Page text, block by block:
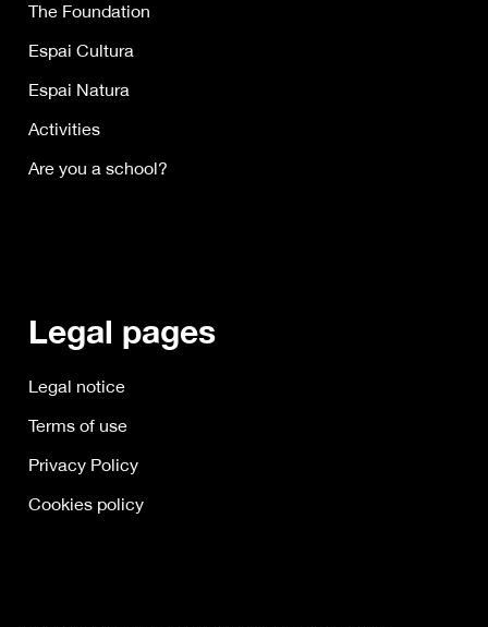
The Foundation
Espai Cultura
Espai Natura
Activities
Are you a school?
Legal pages
Legal notice
Terms of use
Privacy Policy
Cookies policy